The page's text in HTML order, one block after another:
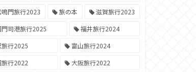
鳴門旅行2023
旅の本
滋賀旅行2023
門司港旅行2025
福井旅行2024
旅行2025
富山旅行2024
旅行2022
大阪旅行2022